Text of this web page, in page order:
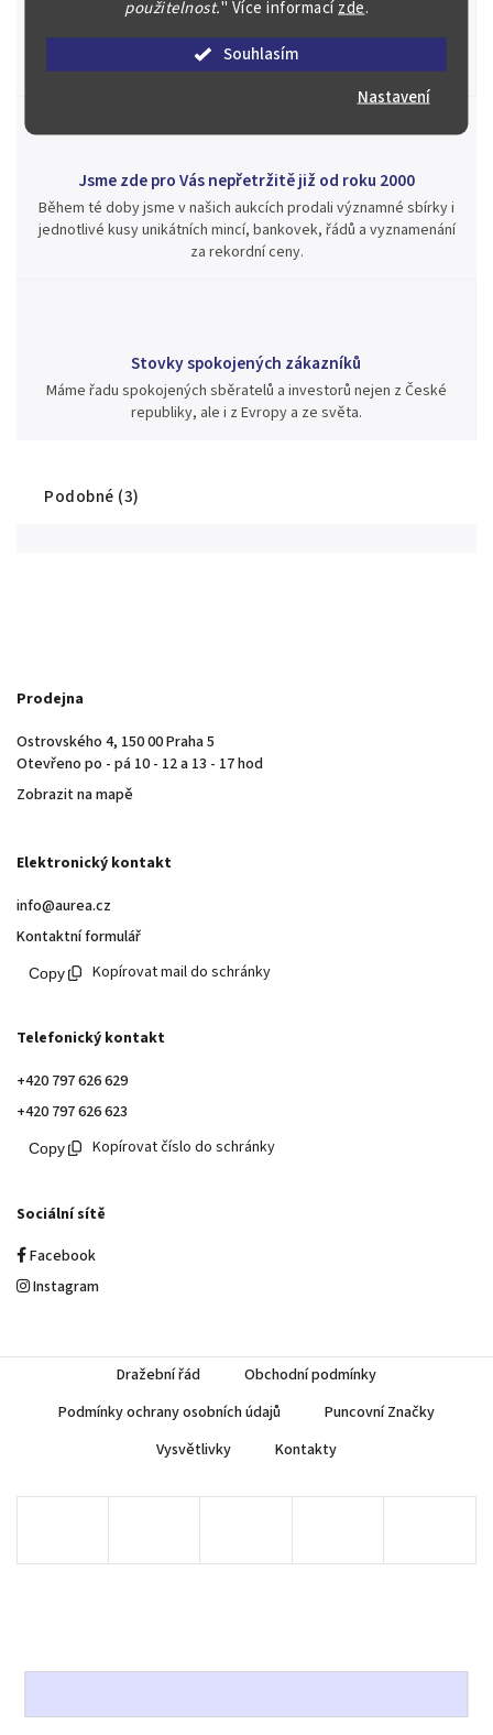
použitelnost." Více informacízde.
Souhlasím
Nastavení
Posoudíme kvalitu a pravost Vašeho materiálu, prodáme v naší
aukci nebo Vám poradíme kam investovat.
Jsme zde pro Vás nepřetržitě již od roku 2000
Během té doby jsme v našich aukcích prodali významné sbírky i
jednotlivé kusy unikátních mincí, bankovek, řádů a vyznamenání
za rekordní ceny.
Stovky spokojených zákazníků
Máme řadu spokojených sběratelů a investorů nejen z České
republiky, ale i z Evropy a ze světa.
Podobné (3)
Prodejna
Ostrovského 4, 150 00 Praha 5
Otevřeno po - pá 10 - 12 a 13 - 17 hod
Zobrazit na mapě
Elektronický kontakt
info@aurea.cz
Kontaktní formulář
Kopírovat mail do schránky
Telefonický kontakt
+420 797 626 629
+420 797 626 623
Kopírovat číslo do schránky
Sociální sítě
Facebook
Instagram
Dražební řád
Obchodní podmínky
Podmínky ochrany osobních údajů
Puncovní Značky
Vysvětlivky
Kontakty